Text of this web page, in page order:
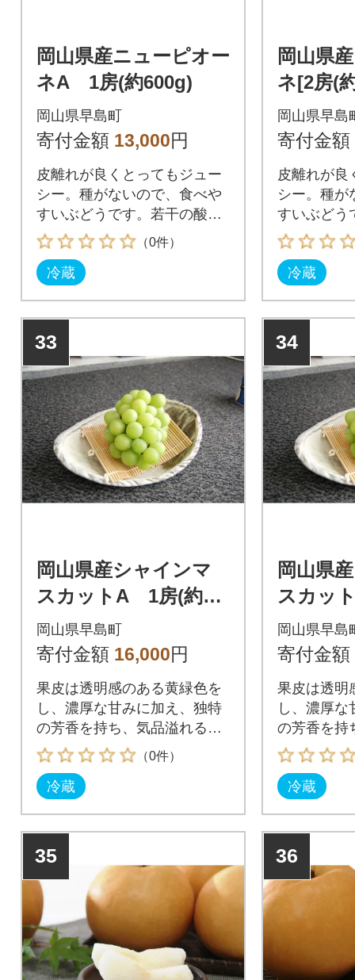
岡山県産ニューピオー
ネA 1房(約600g)
岡山県早島町
寄付金額 13,000円
皮離れが良くとってもジュー
シー。種がないので、食べや
すいぶどうです。若干の酸味
が甘みを引きたてます。
（0件）
冷蔵
岡山県
ネ[2房(
岡山県早島
寄付金額
皮離れが良
シー。種が
すいぶどう
が甘みを
冷蔵
33
岡山県産シャインマ
スカットA 1房(約60
0g)
岡山県早島町
寄付金額 16,000円
果皮は透明感のある黄緑色を
し、濃厚な甘みに加え、独特
の芳香を持ち、気品溢れる香
りと甘みが特徴です。
（0件）
冷蔵
34
岡山県
スカッ
kg)
岡山県早島
寄付金額
果皮は透明
し、濃厚な
の芳香を持
りと甘みが
冷蔵
35 36